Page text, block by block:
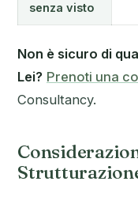
senza visto
Non è sicuro di
Lei? Prenoti una
Consultancy.